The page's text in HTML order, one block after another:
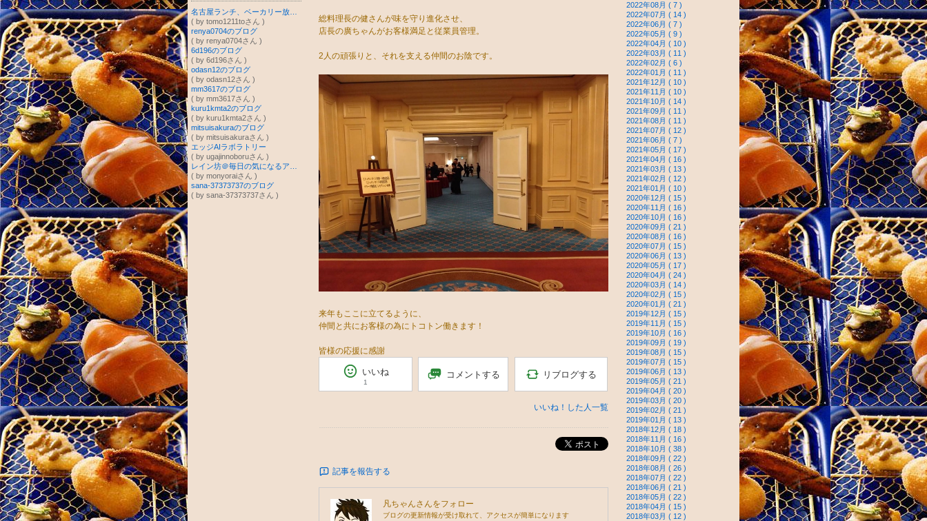
( by tomo1211toさん )
renya0704のブログ
( by renya0704さん )
6d196のブログ
( by 6d196さん )
odasn12のブログ
( by odasn12さん )
mm3617のブログ
( by mm3617さん )
kuru1kmta2のブログ
( by kuru1kmta2さん )
mitsuisakuraのブログ
( by mitsuisakuraさん )
エッジAIラボラトリー
( by ugajinnoboruさん )
( by monyoraiさん )
sana-37373737のブログ
( by sana-37373737さん )
総料理長の健さんが味を守り進化させ、
店長の廣ちゃんがお客様満足と従業員管理。
2人の頑張りと、それを支える仲間のお陰です。
来年もここに立てるように、
仲間と共にお客様の為にトコトン働きます！
皆様の応援に感謝
いいね
1
コメントする リブログする
いいね！した人一覧
ポスト
記事を報告する
凡ちゃんさんをフォロー
ブログの更新情報が受け取れて、アクセスが簡単になります
2022年08月 ( 7 )
2022年07月 ( 14 )
2022年06月 ( 7 )
2022年05月 ( 9 )
2022年04月 ( 10 )
2022年03月 ( 11 )
2022年02月 ( 6 )
2022年01月 ( 11 )
2021年12月 ( 10 )
2021年11月 ( 10 )
2021年10月 ( 14 )
2021年09月 ( 11 )
2021年08月 ( 11 )
2021年07月 ( 12 )
2021年06月 ( 7 )
2021年05月 ( 17 )
2021年04月 ( 16 )
2021年03月 ( 13 )
2021年02月 ( 12 )
2021年01月 ( 10 )
2020年12月 ( 15 )
2020年11月 ( 16 )
2020年10月 ( 16 )
2020年09月 ( 21 )
2020年08月 ( 16 )
2020年07月 ( 15 )
2020年06月 ( 13 )
2020年05月 ( 17 )
2020年04月 ( 24 )
2020年03月 ( 14 )
2020年02月 ( 15 )
2020年01月 ( 21 )
2019年12月 ( 15 )
2019年11月 ( 15 )
2019年10月 ( 16 )
2019年09月 ( 19 )
2019年08月 ( 15 )
2019年07月 ( 15 )
2019年06月 ( 13 )
2019年05月 ( 21 )
2019年04月 ( 20 )
2019年03月 ( 20 )
2019年02月 ( 21 )
2019年01月 ( 13 )
2018年12月 ( 18 )
2018年11月 ( 16 )
2018年10月 ( 38 )
2018年09月 ( 22 )
2018年08月 ( 26 )
2018年07月 ( 22 )
2018年06月 ( 21 )
2018年05月 ( 22 )
2018年04月 ( 15 )
2018年03月 ( 12 )